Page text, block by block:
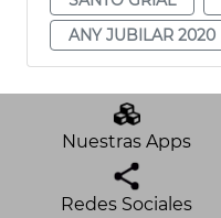
ANY JUBILAR 2020
Nuestras Apps
Redes Sociales